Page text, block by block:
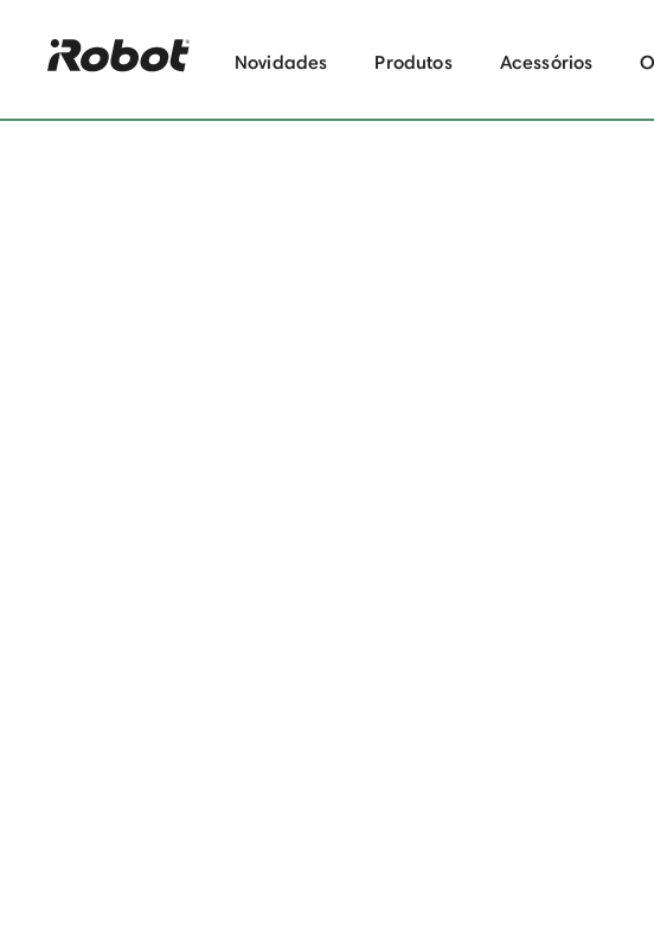
Novidades Produtos Acessórios